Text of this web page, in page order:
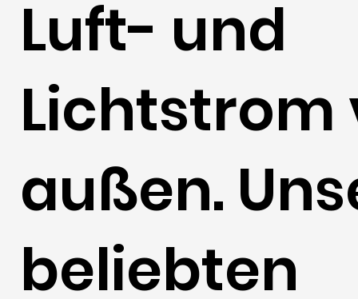
Luft- und
Lichtstrom
außen.
beliebten